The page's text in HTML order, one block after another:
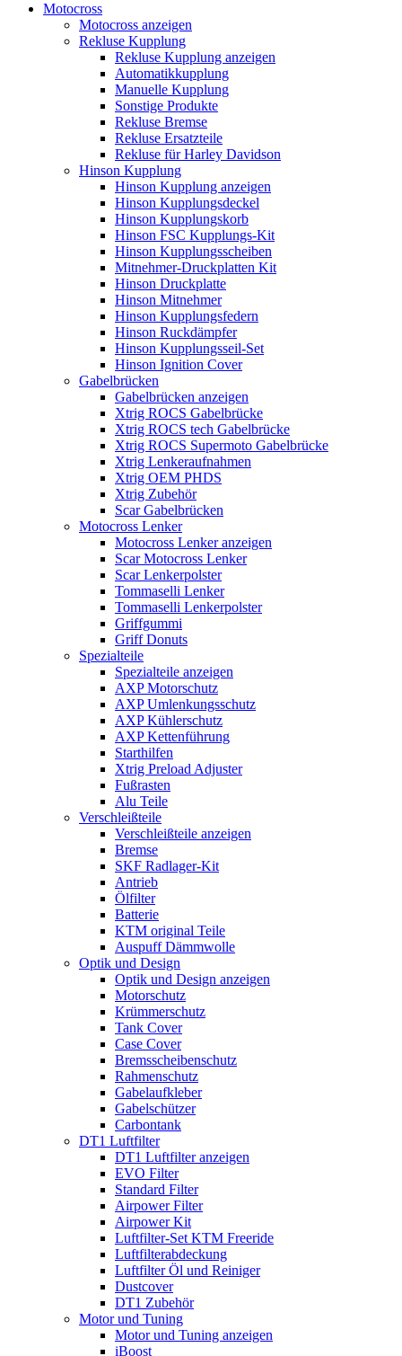
Motocross
Motocross anzeigen
Rekluse Kupplung
Rekluse Kupplung anzeigen
Automatikkupplung
Manuelle Kupplung
Sonstige Produkte
Rekluse Bremse
Rekluse Ersatzteile
Rekluse für Harley Davidson
Hinson Kupplung
Hinson Kupplung anzeigen
Hinson Kupplungsdeckel
Hinson Kupplungskorb
Hinson FSC Kupplungs-Kit
Hinson Kupplungsscheiben
Mitnehmer-Druckplatten Kit
Hinson Druckplatte
Hinson Mitnehmer
Hinson Kupplungsfedern
Hinson Ruckdämpfer
Hinson Kupplungsseil-Set
Hinson Ignition Cover
Gabelbrücken
Gabelbrücken anzeigen
Xtrig ROCS Gabelbrücke
Xtrig ROCS tech Gabelbrücke
Xtrig ROCS Supermoto Gabelbrücke
Xtrig Lenkeraufnahmen
Xtrig OEM PHDS
Xtrig Zubehör
Scar Gabelbrücken
Motocross Lenker
Motocross Lenker anzeigen
Scar Motocross Lenker
Scar Lenkerpolster
Tommaselli Lenker
Tommaselli Lenkerpolster
Griffgummi
Griff Donuts
Spezialteile
Spezialteile anzeigen
AXP Motorschutz
AXP Umlenkungsschutz
AXP Kühlerschutz
AXP Kettenführung
Starthilfen
Xtrig Preload Adjuster
Fußrasten
Alu Teile
Verschleißteile
Verschleißteile anzeigen
Bremse
SKF Radlager-Kit
Antrieb
Ölfilter
Batterie
KTM original Teile
Auspuff Dämmwolle
Optik und Design
Optik und Design anzeigen
Motorschutz
Krümmerschutz
Tank Cover
Case Cover
Bremsscheibenschutz
Rahmenschutz
Gabelaufkleber
Gabelschützer
Carbontank
DT1 Luftfilter
DT1 Luftfilter anzeigen
EVO Filter
Standard Filter
Airpower Filter
Airpower Kit
Luftfilter-Set KTM Freeride
Luftfilterabdeckung
Luftfilter Öl und Reiniger
Dustcover
DT1 Zubehör
Motor und Tuning
Motor und Tuning anzeigen
iBoost